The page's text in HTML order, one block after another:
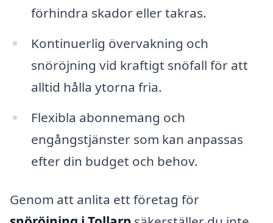
förhindra skador eller takras.
Kontinuerlig övervakning och
snöröjning vid kraftigt snöfall för att
alltid hålla ytorna fria.
Flexibla abonnemang och
engångstjänster som kan anpassas
efter din budget och behov.
Genom att anlita ett företag för